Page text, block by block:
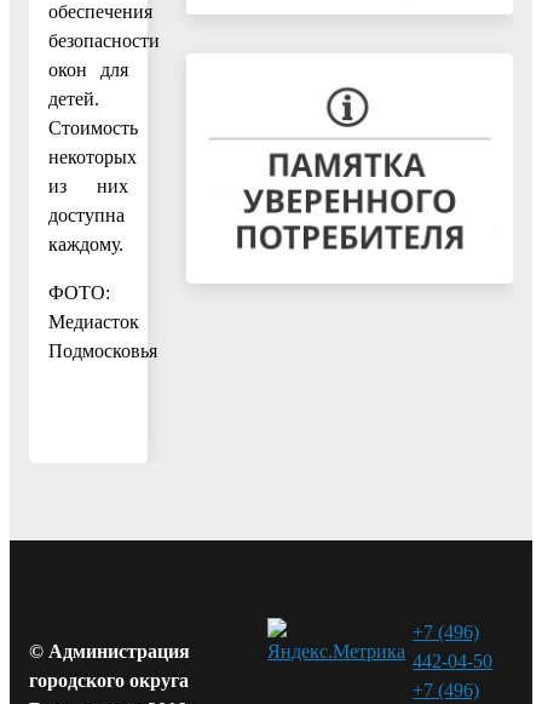
обеспечения
безопасности
окон для
детей.
Стоимость
некоторых
из них
доступна
каждому.
ФОТО:
Медиасток
Подмосковья
© Администрация
городского округа
+7 (496)
442-04-50
+7 (496)